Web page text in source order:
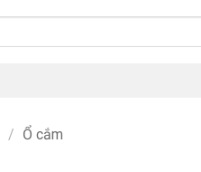
/ Ổ cắm